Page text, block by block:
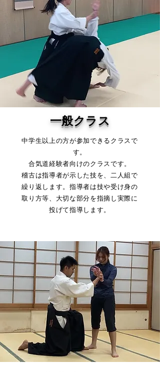
一般クラス
中学生以上の方が参加できるクラスで
す。
​合気道経験者向けのクラスです。
稽古は指導者が示した技を、二人組で
繰り返します。指導者は技や受け身の
取り方等、大切な部分を指摘し実際に
投げて指導します。